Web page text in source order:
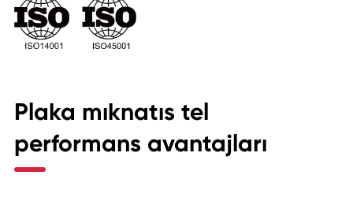
Plaka mıknatıs tel
performans avantajları